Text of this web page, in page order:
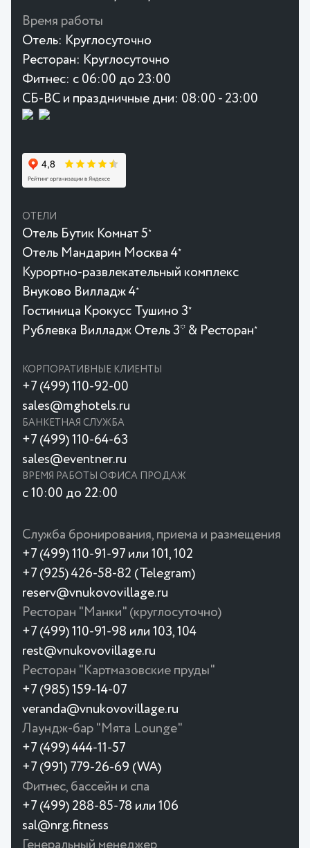
Время работы
Отель: Круглосуточно
Ресторан: Круглосуточно
Фитнес: с 06:00 до 23:00
СБ-ВС и праздничные дни: 08:00 - 23:00
ОТЕЛИ
Отель Бутик Комнат 5★
Отель Мандарин Москва 4★
Курортно-развлекательный комплекс
Внуково Вилладж 4★
Гостиница Крокусc Тушино 3★
Рублевка Вилладж Отель 3* & Ресторан★
КОРПОРАТИВНЫЕ КЛИЕНТЫ
+7 (499) 110-92-00
sales@mghotels.ru
БАНКЕТНАЯ СЛУЖБА
+7 (499) 110-64-63
sales@eventner.ru
ВРЕМЯ РАБОТЫ ОФИСА ПРОДАЖ
с 10:00 до 22:00
Служба бронирования, приема и размещения
+7 (499) 110-91-97 или 101, 102
+7 (925) 426-58-82 (Telegram)
reserv@vnukovovillage.ru
Ресторан "Манки" (круглосуточно)
+7 (499) 110-91-98 или 103, 104
rest@vnukovovillage.ru
Ресторан "Картмазовские пруды"
+7 (985) 159-14-07
veranda@vnukovovillage.ru
Лаундж-бар "Мята Lounge"
+7 (499) 444-11-57
+7 (991) 779-26-69 (WA)
Фитнес, бассейн и спа
+7 (499) 288-85-78 или 106
sal@nrg.fitness
Генеральный менеджер